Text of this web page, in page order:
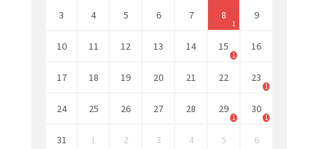
3 4 5 6 7 8
1
9
10 11 12 13 14 15
1
16
17 18 19 20 21 22 23
1
24 25 26 27 28 29
1
30
1
31 1 2 3 4 5 6